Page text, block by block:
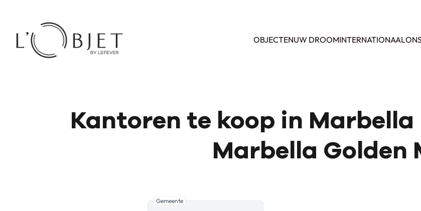
OBJECTENUW DROOMINTERNATIONAAL
Kantoren te koop in Marbella
Marbella Golden
Gemeente